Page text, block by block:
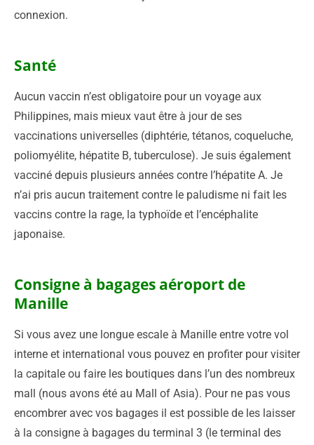
connexion.
Santé
Aucun vaccin n’est obligatoire pour un voyage aux
Philippines, mais mieux vaut être à jour de ses
vaccinations universelles (diphtérie, tétanos, coqueluche,
poliomyélite, hépatite B, tuberculose). Je suis également
vacciné depuis plusieurs années contre l’hépatite A. Je
n’ai pris aucun traitement contre le paludisme ni fait les
vaccins contre la rage, la typhoïde et l’encéphalite
japonaise.
Consigne à bagages aéroport de
Manille
Si vous avez une longue escale à Manille entre votre vol
interne et international vous pouvez en profiter pour visiter
la capitale ou faire les boutiques dans l’un des nombreux
mall (nous avons été au Mall of Asia). Pour ne pas vous
encombrer avec vos bagages il est possible de les laisser
à la consigne à bagages du terminal 3 (le terminal des